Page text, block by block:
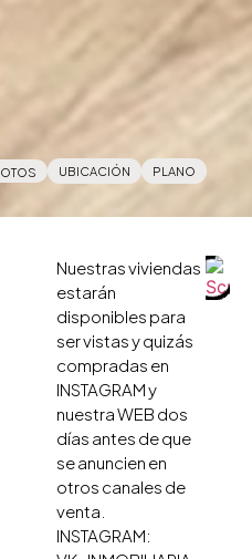
UBICACIÓN PLANO
Nuestras viviendas
estarán
disponibles para
ser vistas y quizás
compradas en
INSTAGRAM y
nuestra WEB dos
días antes de que
se anuncien en
otros canales de
venta.
INSTAGRAM: